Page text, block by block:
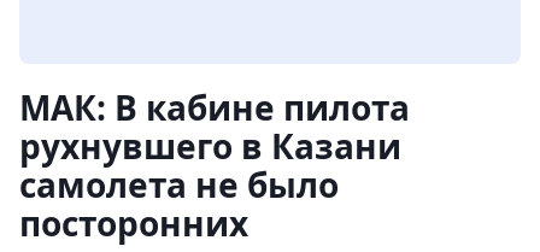
МАК: В кабине пилота
рухнувшего в Казани
самолета не было
посторонних